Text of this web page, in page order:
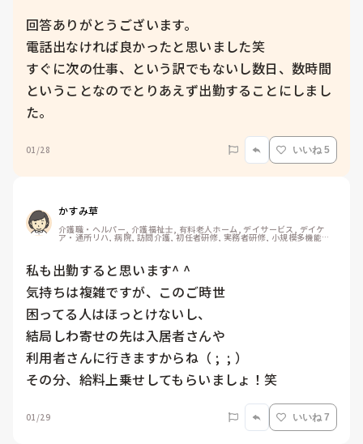
回答ありがとうございます。
電話出なければ良かったと思いました笑
すぐに次の仕事、という訳でもないし数日、数時間
ということなのでとりあえず出勤することにしまし
た。
01/28 いいね 5
かすみ草
介護職・ヘルパー, 介護福祉士, 有料老人ホーム, デイサービス, デイケ
ア・通所リハ, 病院, 訪問介護, 初任者研修, 実務者研修, 小規模多機能型
居宅介護
私も出勤すると思います^ ^
気持ちは複雑ですが、このご時世
困ってる人はほっとけないし、
結局しわ寄せの先は入居者さんや
利用者さんに行きますからね（ ;  ; ）
その分、給料上乗せしてもらいましょ！笑
01/29 いいね 7